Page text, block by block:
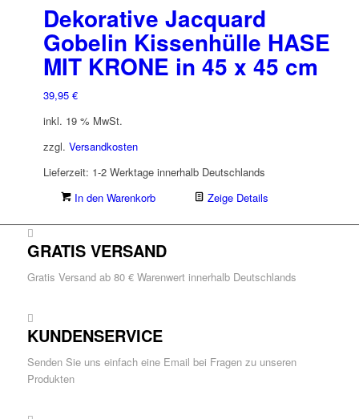
Dekorative Jacquard
Gobelin Kissenhülle HASE
MIT KRONE in 45 x 45 cm
39,95 €
inkl. 19 % MwSt.
zzgl. Versandkosten
Lieferzeit: 1-2 Werktage innerhalb Deutschlands
In den Warenkorb
Zeige Details
GRATIS VERSAND
Gratis Versand ab 80 € Warenwert innerhalb Deutschlands
KUNDENSERVICE
Senden Sie uns einfach eine Email bei Fragen zu unseren
Produkten